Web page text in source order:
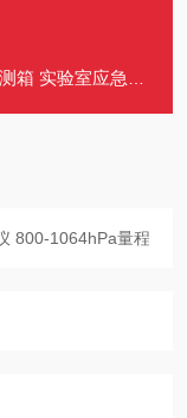
支持10项指标热敏打印